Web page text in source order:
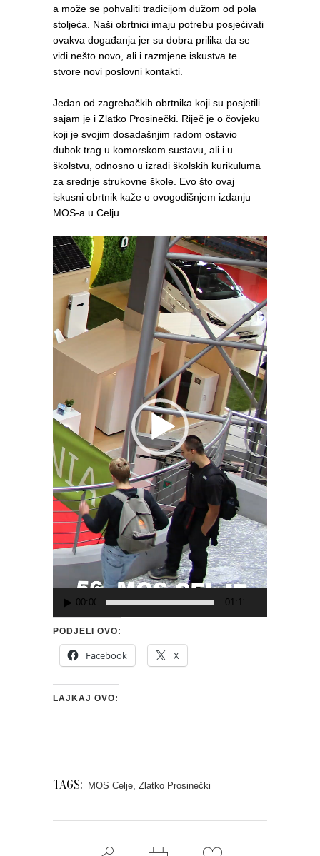
a može se pohvaliti tradicijom dužom od pola
stoljeća. Naši obrtnici imaju potrebu posjećivati
ovakva događanja jer su dobra prilika da se
vidi nešto novo, ali i razmjene iskustva te
stvore novi poslovni kontakti.
Jedan od zagrebačkih obrtnika koji su posjetili
sajam je i Zlatko Prosinečki. Riječ je o čovjeku
koji je svojim dosadašnjim radom ostavio
dubok trag u komorskom sustavu, ali i u
školstvu, odnosno u izradi školskih kurikuluma
za srednje strukovne škole. Evo što ovaj
iskusni obrtnik kaže o ovogodišnjem izdanju
MOS-a u Celju.
Reproduktor
videozapisa
00:00 01:11
PODJELI OVO:
Facebook X
LAJKAJ OVO:
TAGS: MOS Celje, Zlatko Prosinečki